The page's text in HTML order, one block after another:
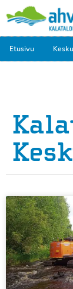
Etusivu